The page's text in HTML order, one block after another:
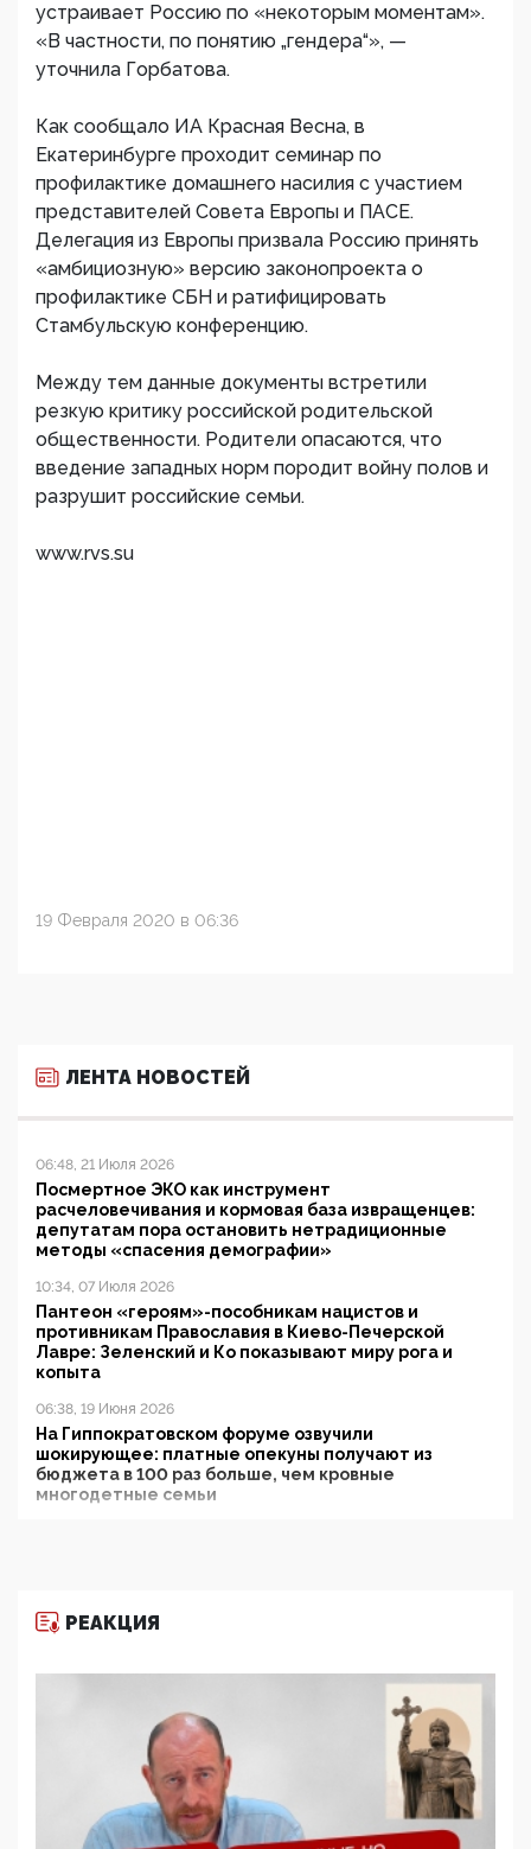
устраивает Россию по «некоторым моментам».
«В частности, по понятию „гендера“», —
уточнила Горбатова.
Как сообщало ИА Красная Весна, в
Екатеринбурге проходит семинар по
профилактике домашнего насилия с участием
представителей Совета Европы и ПАСЕ.
Делегация из Европы призвала Россию принять
«амбициозную» версию законопроекта о
профилактике СБН и ратифицировать
Стамбульскую конференцию.
Между тем данные документы встретили
резкую критику российской родительской
общественности. Родители опасаются, что
введение западных норм породит войну полов и
разрушит российские семьи.
www.rvs.su
19 Февраля 2020 в 06:36
ЛЕНТА НОВОСТЕЙ
06:48, 21 Июля 2026
Посмертное ЭКО как инструмент
расчеловечивания и кормовая база извращенцев:
депутатам пора остановить нетрадиционные
методы «спасения демографии»
10:34, 07 Июля 2026
Пантеон «героям»-пособникам нацистов и
противникам Православия в Киево-Печерской
Лавре: Зеленский и Ко показывают миру рога и
копыта
06:38, 19 Июня 2026
На Гиппократовском форуме озвучили
шокирующее: платные опекуны получают из
бюджета в 100 раз больше, чем кровные
многодетные семьи
11:53, 09 Июня 2026
деятельность ИИТО ЮНЕСКО в России, но
цифроглобалисты продолжают определять
повестку в образовании
09:43, 01 Июня 2026
5G за счет здоровья граждан: Минцифры намерено
отобрать у регионов и муниципалитетов право
защищать жилые дома и социальные объекты от
РЕАКЦИЯ